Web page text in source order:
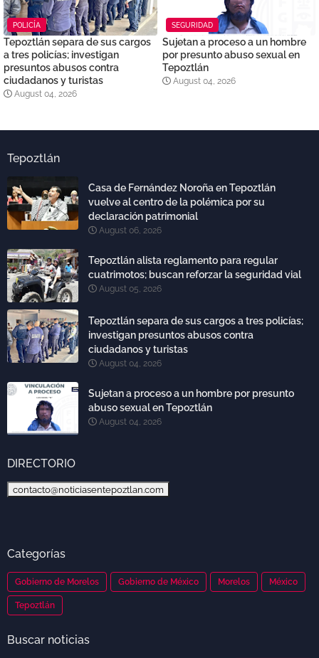
POLICÍA
Tepoztlán separa de sus cargos
a tres policías; investigan
presuntos abusos contra
ciudadanos y turistas
August 04, 2026
SEGURIDAD
Sujetan a proceso a un hombre
por presunto abuso sexual en
Tepoztlán
August 04, 2026
Tepoztlán
Casa de Fernández Noroña en Tepoztlán
vuelve al centro de la polémica por su
declaración patrimonial
August 06, 2026
Tepoztlán alista reglamento para regular
cuatrimotos; buscan reforzar la seguridad vial
August 05, 2026
Tepoztlán separa de sus cargos a tres policías;
investigan presuntos abusos contra
ciudadanos y turistas
August 04, 2026
Sujetan a proceso a un hombre por presunto
abuso sexual en Tepoztlán
August 04, 2026
DIRECTORIO
contacto@noticiasentepoztlan.com
Categorías
Gobierno de Morelos Gobierno de México Morelos México
Tepoztlán
Buscar noticias